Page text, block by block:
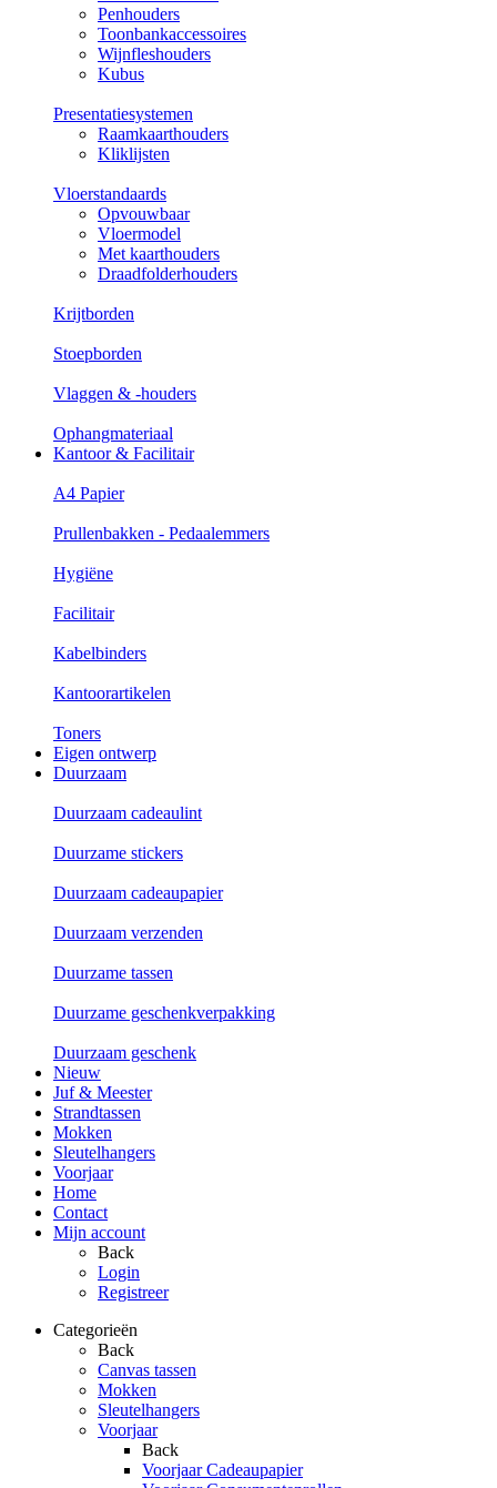
Penhouders
Toonbankaccessoires
Wijnfleshouders
Kubus
Presentatiesystemen
Raamkaarthouders
Kliklijsten
Vloerstandaards
Opvouwbaar
Vloermodel
Met kaarthouders
Draadfolderhouders
Krijtborden
Stoepborden
Vlaggen & -houders
Ophangmateriaal
Kantoor & Facilitair
A4 Papier
Prullenbakken - Pedaalemmers
Hygiëne
Facilitair
Kabelbinders
Kantoorartikelen
Toners
Eigen ontwerp
Duurzaam
Duurzaam cadeaulint
Duurzame stickers
Duurzaam cadeaupapier
Duurzaam verzenden
Duurzame tassen
Duurzame geschenkverpakking
Duurzaam geschenk
Nieuw
Juf & Meester
Strandtassen
Mokken
Sleutelhangers
Voorjaar
Home
Contact
Mijn account
Back
Login
Registreer
Categorieën
Back
Canvas tassen
Mokken
Sleutelhangers
Voorjaar
Back
Voorjaar Cadeaupapier